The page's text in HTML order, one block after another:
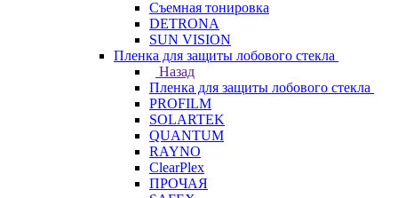
Съемная тонировка
DETRONA
SUN VISION
Пленка для защиты лобового стекла
Назад
Пленка для защиты лобового стекла
PROFILM
SOLARTEK
QUANTUM
RAYNO
ClearPlex
ПРОЧАЯ